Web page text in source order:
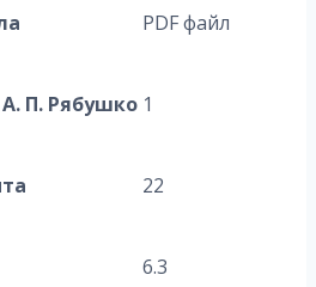
PDF файл
П. Рябушко 1
22
6.3